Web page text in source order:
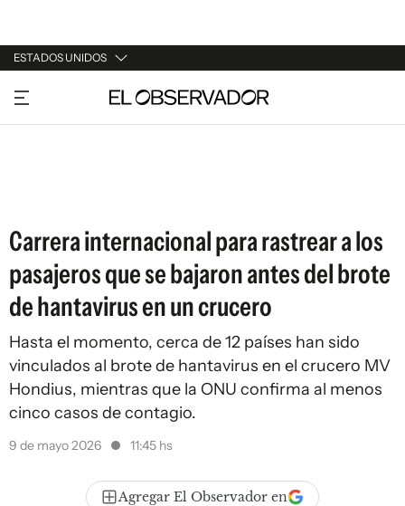
ESTADOS UNIDOS
URUGUAY
ARGENTINA
Carrera internacional para rastrear a los
pasajeros que se bajaron antes del brote
de hantavirus en un crucero
Hasta el momento, cerca de 12 países han sido
vinculados al brote de hantavirus en el crucero MV
Hondius, mientras que la ONU confirma al menos
cinco casos de contagio.
9 de mayo 2026 11:45 hs
Agregar El Observador en